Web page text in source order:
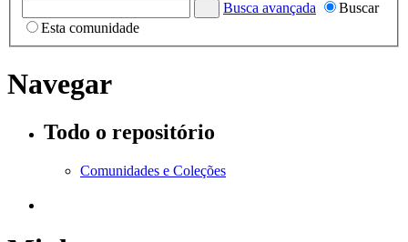
Busca avançada
Buscar
Esta comunidade
Navegar
Todo o repositório
Comunidades e Coleções